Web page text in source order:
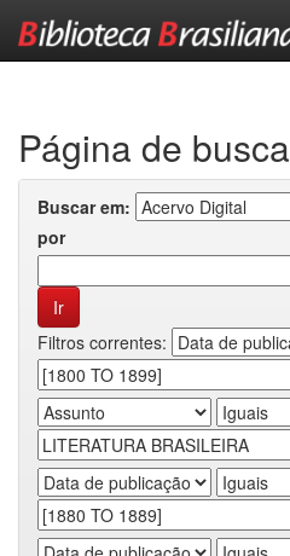
Página de busca
Buscar em:
por
Filtros correntes: